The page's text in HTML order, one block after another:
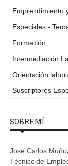
Emprendimiento
Especiales -
Formación
Intermediación
Orientación
Suscriptores
SOBRE MÍ
Jose Carlos
Técnico de